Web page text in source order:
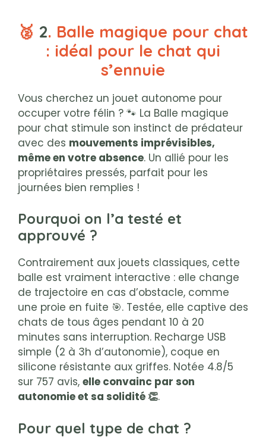
🥈 2. Balle magique pour chat
: idéal pour le chat qui
s’ennuie
Vous cherchez un jouet autonome pour
occuper votre félin ? 🐾 La Balle magique
pour chat stimule son instinct de prédateur
avec des mouvements imprévisibles,
même en votre absence. Un allié pour les
propriétaires pressés, parfait pour les
journées bien remplies !
Pourquoi on l’a testé et
approuvé ?
Contrairement aux jouets classiques, cette
balle est vraiment interactive : elle change
de trajectoire en cas d’obstacle, comme
une proie en fuite 🎯. Testée, elle captive des
chats de tous âges pendant 10 à 20
minutes sans interruption. Recharge USB
simple (2 à 3h d’autonomie), coque en
silicone résistante aux griffes. Notée 4.8/5
sur 757 avis, elle convainc par son
autonomie et sa solidité 👏.
Pour quel type de chat ?